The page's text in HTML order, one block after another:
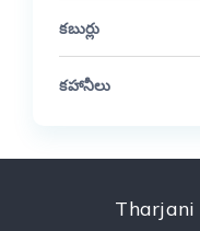
కబుర్లు
కహానీలు
Tharjani